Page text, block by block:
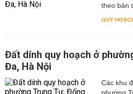
theo bản
QUY
Đất dính quy hoạch ở
Đa, Hà Nội
Các khu